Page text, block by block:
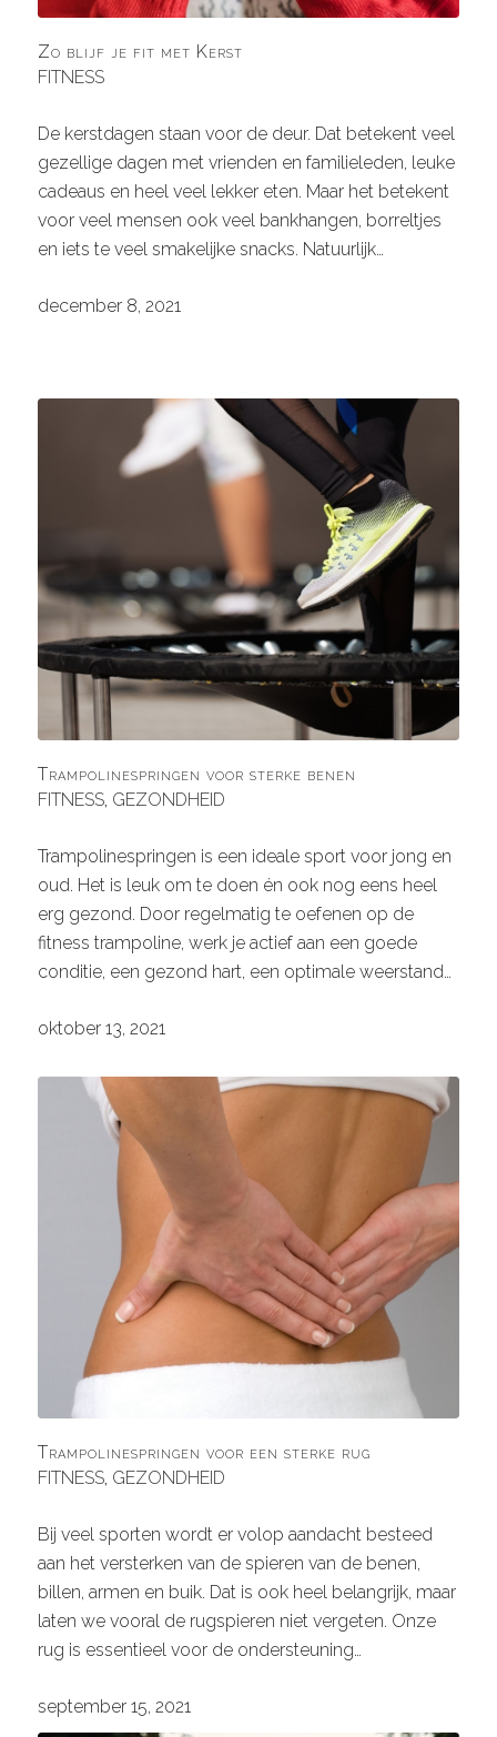
Zo blijf je fit met Kerst
FITNESS
De kerstdagen staan voor de deur. Dat betekent veel
gezellige dagen met vrienden en familieleden, leuke
cadeaus en heel veel lekker eten. Maar het betekent
voor veel mensen ook veel bankhangen, borreltjes
en iets te veel smakelijke snacks. Natuurlijk…
december 8, 2021
Trampolinespringen voor sterke benen
FITNESS, GEZONDHEID
Trampolinespringen is een ideale sport voor jong en
oud. Het is leuk om te doen én ook nog eens heel
erg gezond. Door regelmatig te oefenen op de
fitness trampoline, werk je actief aan een goede
conditie, een gezond hart, een optimale weerstand…
oktober 13, 2021
Trampolinespringen voor een sterke rug
FITNESS, GEZONDHEID
Bij veel sporten wordt er volop aandacht besteed
aan het versterken van de spieren van de benen,
billen, armen en buik. Dat is ook heel belangrijk, maar
laten we vooral de rugspieren niet vergeten. Onze
rug is essentieel voor de ondersteuning…
september 15, 2021